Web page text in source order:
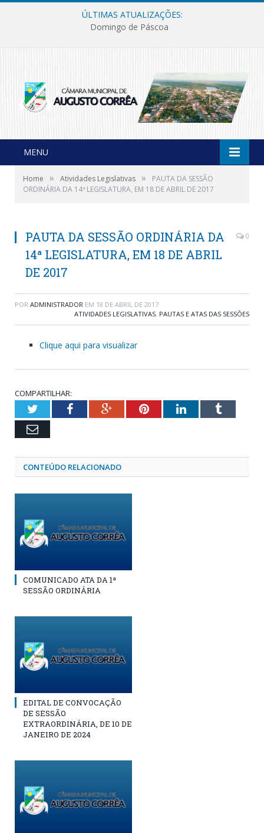
ÚLTIMAS ATUALIZAÇÕES:
Domingo de Páscoa
MENU
Home » Atividades Legislativas »
PAUTA DA SESSÃO
ORDINÁRIA DA 14ª LEGISLATURA, EM 18 DE ABRIL DE 2017
PAUTA DA SESSÃO ORDINÁRIA DA
14ª LEGISLATURA, EM 18 DE ABRIL
DE 2017
0
POR ADMINISTRADOR EM 18 DE ABRIL DE 2017
ATIVIDADES LEGISLATIVAS, PAUTAS E ATAS DAS SESSÕES
Clique aqui para visualizar
COMPARTILHAR:
TwitterFacebookGoogle+PinterestLinkedInTumblr
Email
CONTEÚDO RELACIONADO
COMUNICADO ATA DA 1ª
SESSÃO ORDINÁRIA
EDITAL DE CONVOCAÇÃO
DE SESSÃO
EXTRAORDINÁRIA, DE 10 DE
JANEIRO DE 2024